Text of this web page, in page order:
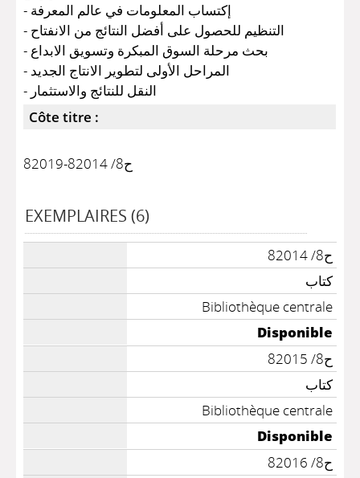
- إكتساب المعلومات في عالم المعرفة
- التنظيم للحصول على أفضل النتائج من الانفتاح
- بحث مرحلة السوق المبكرة وتسويق الابداع
- المراحل الأولى لتطوير الانتاج الجديد
- النقل للنتائج والاستثمار
Côte titre :
ح8/ 82014-82019
EXEMPLAIRES (6)
ح8/ 82014
كتاب
Bibliothèque centrale
Disponible
ح8/ 82015
كتاب
Bibliothèque centrale
Disponible
ح8/ 82016